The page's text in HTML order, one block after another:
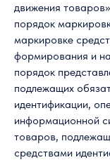
движения
порядок
маркировке
формирования и
порядок
подлежащих
идентификации,
информационной
товаров,
средствами